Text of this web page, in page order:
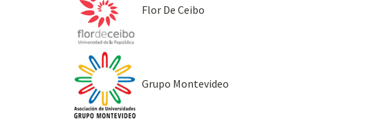
Flor De Ceibo
Grupo Montevideo